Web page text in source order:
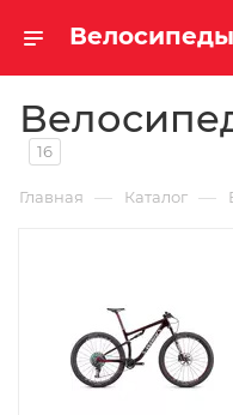
16
Главная — Каталог —